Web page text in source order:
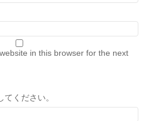
in this browser for the next
てください。